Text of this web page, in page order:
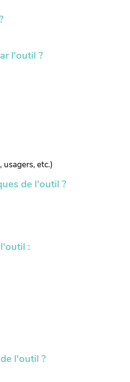
l'outil ?
etc.)
de l'outil ?
:
l'outil ?